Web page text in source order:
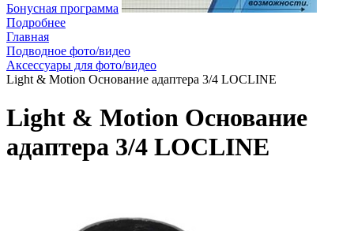
Бонусная программа
Подробнее
Главная
Подводное фото/видео
Аксессуары для фото/видео
Light & Motion Основание адаптера 3/4 LOCLINE
Light & Motion Основание
адаптера 3/4 LOCLINE